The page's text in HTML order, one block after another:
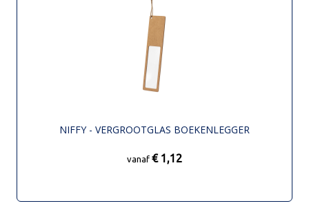
NIFFY - VERGROOTGLAS BOEKENLEGGER
vanaf € 1,12